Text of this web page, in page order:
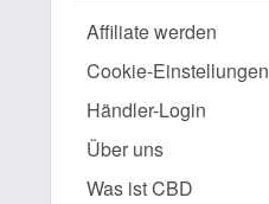
Affiliate werden
Cookie-Einstellungen
Händler-Login
Über uns
Was ist CBD